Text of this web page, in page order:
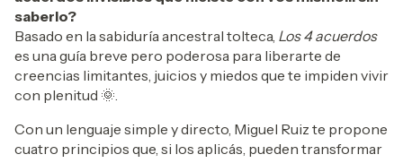
saberlo?
Basado en la sabiduría ancestral tolteca, Los 4 acuerdos
es una guía breve pero poderosa para liberarte de
creencias limitantes, juicios y miedos que te impiden vivir
con plenitud 🌞.
Con un lenguaje simple y directo, Miguel Ruiz te propone
cuatro principios que, si los aplicás, pueden transformar